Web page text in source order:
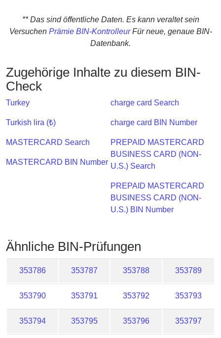
IP
BIN
Checker
/
Validator
** Das sind öffentliche Daten. Es kann veraltet sein
Versuchen Prämie BIN-KontrolleurFür neue, genaue BIN-
Datenbank.
Zugehörige Inhalte zu diesem BIN-
Check
Turkey
Turkish lira (₺)
MASTERCARD Search
MASTERCARD BIN Number
charge card Search
charge card BIN Number
PREPAID MASTERCARD
BUSINESS CARD (NON-
U.S.) Search
PREPAID MASTERCARD
BUSINESS CARD (NON-
U.S.) BIN Number
Ähnliche BIN-Prüfungen
353786 353787 353788 353789
353790 353791 353792 353793
353794 353795 353796 353797